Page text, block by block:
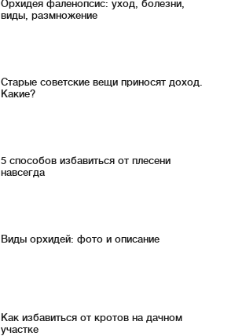
Орхидея фаленопсис: уход, болезни,
виды, размножение
Старые советские вещи приносят доход.
Какие?
5 способов избавиться от плесени
навсегда
Виды орхидей: фото и описание
Как избавиться от кротов на дачном
участке